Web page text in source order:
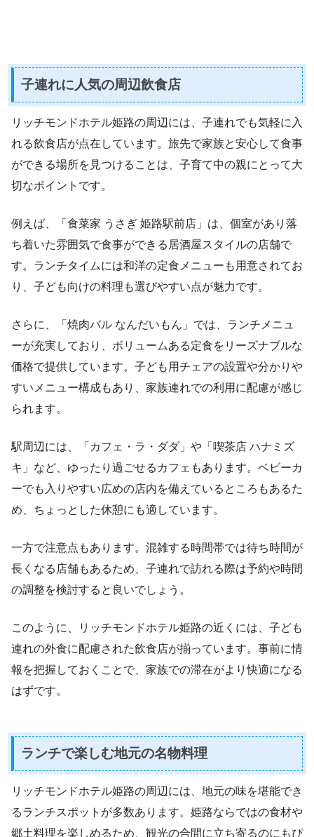
子連れに人気の周辺飲食店
リッチモンドホテル姫路の周辺には、子連れでも気軽に入
れる飲食店が点在しています。旅先で家族と安心して食事
ができる場所を見つけることは、子育て中の親にとって大
切なポイントです。
例えば、「食菜家 うさぎ 姫路駅前店」は、個室があり落
ち着いた雰囲気で食事ができる居酒屋スタイルの店舗で
す。ランチタイムには和洋の定食メニューも用意されてお
り、子ども向けの料理も選びやすい点が魅力です。
さらに、「焼肉バル なんだいもん」では、ランチメニュ
ーが充実しており、ボリュームある定食をリーズナブルな
価格で提供しています。子ども用チェアの設置や分かりや
すいメニュー構成もあり、家族連れでの利用に配慮が感じ
られます。
駅周辺には、「カフェ・ラ・ダダ」や「喫茶店 ハナミズ
キ」など、ゆったり過ごせるカフェもあります。ベビーカ
ーでも入りやすい広めの店内を備えているところもあるた
め、ちょっとした休憩にも適しています。
一方で注意点もあります。混雑する時間帯では待ち時間が
長くなる店舗もあるため、子連れで訪れる際は予約や時間
の調整を検討すると良いでしょう。
このように、リッチモンドホテル姫路の近くには、子ども
連れの外食に配慮された飲食店が揃っています。事前に情
報を把握しておくことで、家族での滞在がより快適になる
はずです。
ランチで楽しむ地元の名物料理
リッチモンドホテル姫路の周辺には、地元の味を堪能でき
るランチスポットが多数あります。姫路ならではの食材や
郷土料理を楽しめるため、観光の合間に立ち寄るのにもぴ